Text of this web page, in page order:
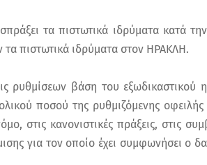
τα πιστωτικά ιδρύματα κατά
πιστωτικά ιδρύματα στον ΗΡΑΚΛΗ.
ρυθμίσεων βάση του εξωδικαστικού
ποσού της ρυθμιζόμενης οφειλής
στις κανονιστικές πράξεις, στις
για τον οποίο έχει συμφωνήσει ο